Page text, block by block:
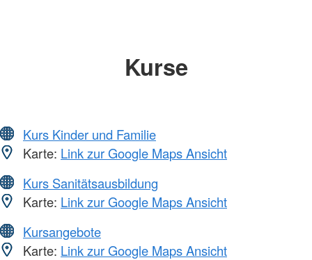
Kurse
Kurs Kinder und Familie
Karte: Link zur Google Maps Ansicht
Kurs Sanitätsausbildung
Karte: Link zur Google Maps Ansicht
Kursangebote
Karte: Link zur Google Maps Ansicht